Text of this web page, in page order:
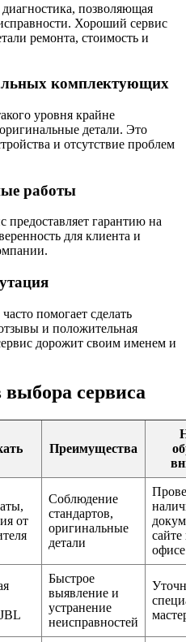
позволяющая
Хороший сервис
ремонта, стоимость и
комплектующих
уровня крайне
детали. Это
и отсутствие проблем
работы
гарантию на
для клиента и
помогает сделать
и положительная
дорожит своим именем и
сервиса
Преимущества
от
Соблюдение
стандартов,
оригинальные
детали
офисе
Быстрое
выявление и
устранение
неисправностей